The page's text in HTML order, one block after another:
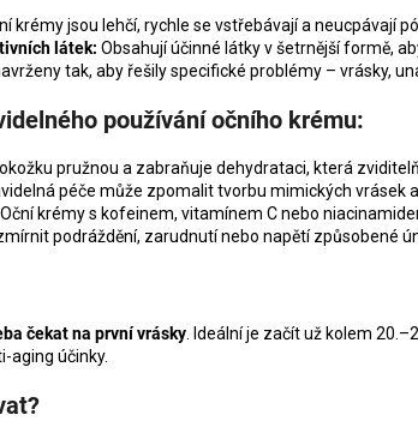
krémy jsou lehčí, rychle se vstřebávají a neucpávají
látek: Obsahují účinné látky v šetrnější formě,
tak, aby řešily specifické problémy – vrásky,
používání očního krému:
pružnou a zabraňuje dehydrataci, která
péče může zpomalit tvorbu mimických vrásek
Oční krémy s kofeinem, vitamínem C nebo
podráždění, zarudnutí nebo napětí způsobené
čekat na první vrásky . Ideální je začít už kolem
aging účinky.